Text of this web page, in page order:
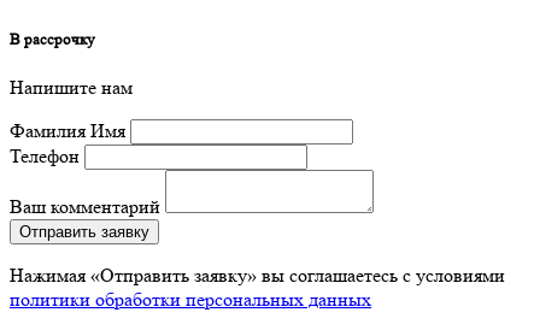
В рассрочку
Напишите нам
Фамилия Имя
Телефон
Ваш комментарий
Отправить заявку
Нажимая «Отправить заявку» вы соглашаетесь с условиями
политики обработки персональных данных